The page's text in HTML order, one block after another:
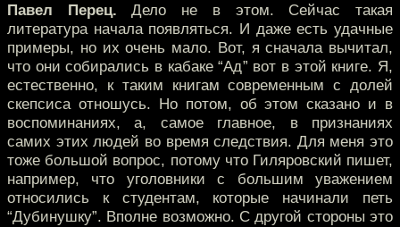
Павел Перец. Дело не в этом. Сейчас такая
литература начала появляться. И даже есть удачные
примеры, но их очень мало. Вот, я сначала вычитал,
что они собирались в кабаке “Ад” вот в этой книге. Я,
естественно, к таким книгам современным с долей
скепсиса отношусь. Но потом, об этом сказано и в
воспоминаниях, а, самое главное, в признаниях
самих этих людей во время следствия. Для меня это
тоже большой вопрос, потому что Гиляровский пишет,
например, что уголовники с большим уважением
относились к студентам, которые начинали петь
“Дубинушку”. Вполне возможно. С другой стороны это